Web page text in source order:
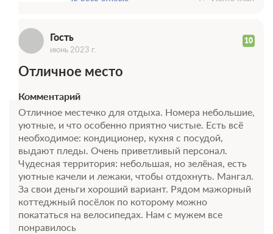
Гость 10
июнь 2023 г.
Отличное место
Комментарий
Отличное местечко для отдыха. Номера небольшие,
уютные, и что особенно приятно чистые. Есть всё
необходимое: кондиционер, кухня с посудой,
выдают пледы. Очень приветливый персонал.
Чудесная территория: небольшая, но зелёная, есть
уютные качели и лежаки, чтобы отдохнуть. Мангал.
За свои деньги хороший вариант. Рядом мажорный
коттеджный посёлок по которому можно
покататься на велосипедах. Нам с мужем все
понравилось